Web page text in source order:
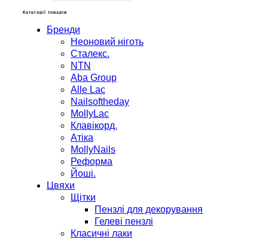
Категорії товарів
Бренди
Неоновий ніготь
Сталекс.
NTN
Aba Group
Alle Lac
Nailsoftheday
MollyLac
Клавікорд.
Атіка
MollyNails
Реформа
Йоші.
Цвяхи
Щітки
Пензлі для декорування
Гелеві пензлі
Класичні лаки